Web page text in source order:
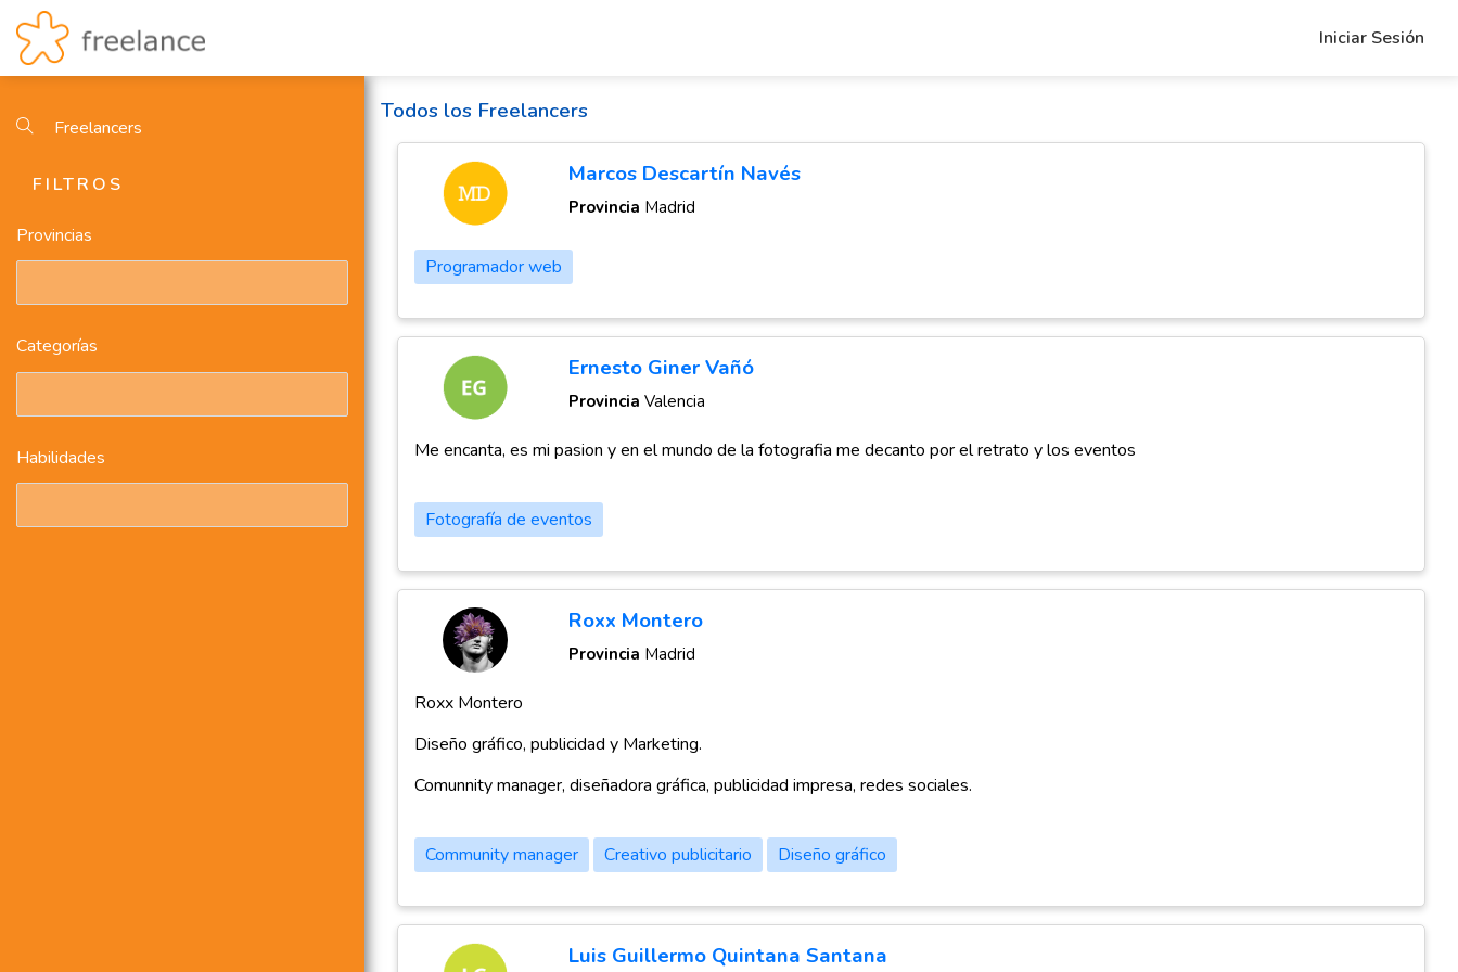
Iniciar Sesión
Freelancers
FILTROS
Provincias
Categorías
Habilidades
Todos los Freelancers
Marcos Descartín Navés
Provincia Madrid
Programador web
Ernesto Giner Vañó
Provincia Valencia
Me encanta, es mi pasion y en el mundo de la fotografia me decanto por el retrato y los eventos
Fotografía de eventos
Roxx Montero
Provincia Madrid
Roxx Montero
Diseño gráfico, publicidad y Marketing.
Comunnity manager, diseñadora gráfica, publicidad impresa, redes sociales.
Community manager Creativo publicitario Diseño gráfico
Luis Guillermo Quintana Santana